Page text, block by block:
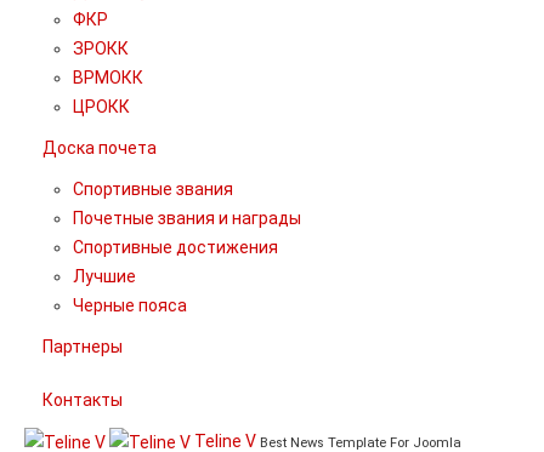
ФКР
ЗРОКК
ВРМОКК
ЦРОКК
Доска почета
Спортивные звания
Почетные звания и награды
Спортивные достижения
Лучшие
Черные пояса
Партнеры
Контакты
Teline V Best News Template For Joomla